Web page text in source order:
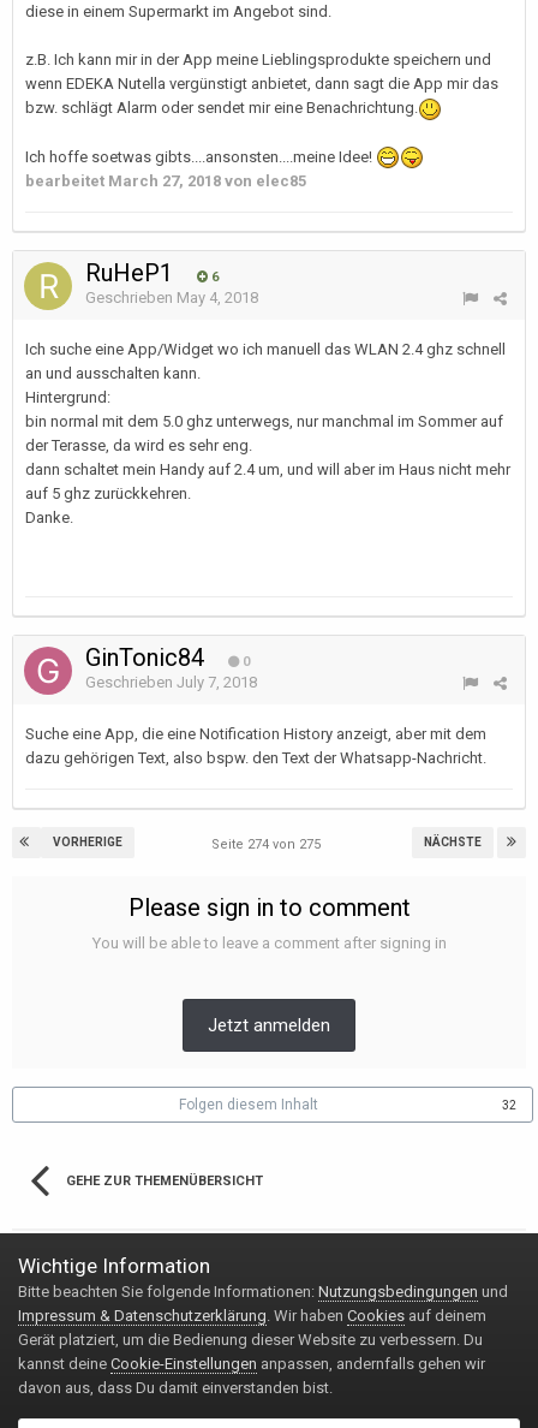
diese in einem Supermarkt im Angebot sind.
z.B. Ich kann mir in der App meine Lieblingsprodukte speichern und
wenn EDEKA Nutella vergünstigt anbietet, dann sagt die App mir das
bzw. schlägt Alarm oder sendet mir eine Benachrichtung.
Ich hoffe soetwas gibts....ansonsten....meine Idee!
bearbeitet March 27, 2018 von elec85
RuHeP1 6
Geschrieben May 4, 2018
Ich suche eine App/Widget wo ich manuell das WLAN 2.4 ghz schnell
an und ausschalten kann.
Hintergrund:
bin normal mit dem 5.0 ghz unterwegs, nur manchmal im Sommer auf
der Terasse, da wird es sehr eng.
dann schaltet mein Handy auf 2.4 um, und will aber im Haus nicht mehr
auf 5 ghz zurückkehren.
Danke.
GinTonic84 0
Geschrieben July 7, 2018
Suche eine App, die eine Notification History anzeigt, aber mit dem
dazu gehörigen Text, also bspw. den Text der Whatsapp-Nachricht.
VORHERIGE NÄCHSTE
Seite 274 von 275
Please sign in to comment
You will be able to leave a comment after signing in
Jetzt anmelden
Folgen diesem Inhalt 32
GEHE ZUR THEMENÜBERSICHT
Impressum & Datenschutzerklärung Kontakt
Copyright © 2020 Handy-FAQ.de
Powered by Invision Community
Wichtige Information
Bitte beachten Sie folgende Informationen: Nutzungsbedingungen und
Impressum & Datenschutzerklärung. Wir haben Cookies auf deinem
Gerät platziert, um die Bedienung dieser Website zu verbessern. Du
kannst deine Cookie-Einstellungen anpassen, andernfalls gehen wir
davon aus, dass Du damit einverstanden bist.